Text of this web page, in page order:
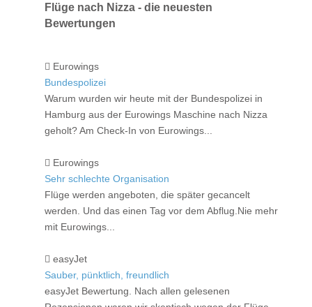
Flüge nach Nizza - die neuesten
Bewertungen
Eurowings
Bundespolizei
Warum wurden wir heute mit der Bundespolizei in
Hamburg aus der Eurowings Maschine nach Nizza
geholt? Am Check-In von Eurowings...
Eurowings
Sehr schlechte Organisation
Flüge werden angeboten, die später gecancelt
werden. Und das einen Tag vor dem Abflug.Nie mehr
mit Eurowings...
easyJet
Sauber, pünktlich, freundlich
easyJet Bewertung. Nach allen gelesenen